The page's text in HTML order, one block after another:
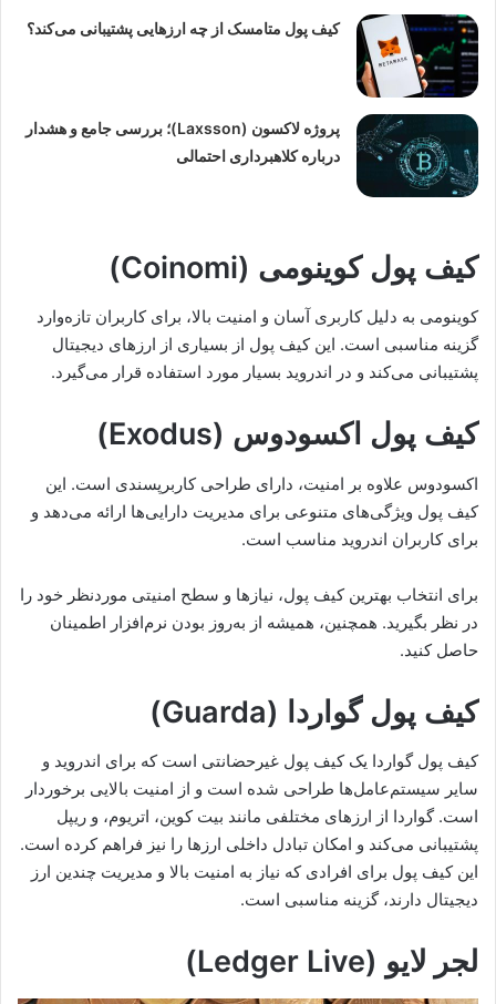
کیف پول متامسک از چه ارزهایی پشتیبانی می‌کند؟
پروژه لاکسون (Laxsson)؛ بررسی جامع و هشدار
درباره کلاهبرداری احتمالی
کیف پول کوینومی (Coinomi)
کوینومی به دلیل کاربری آسان و امنیت بالا، برای کاربران تازه‌وارد
گزینه مناسبی است. این کیف پول از بسیاری از ارزهای دیجیتال
پشتیبانی می‌کند و در اندروید بسیار مورد استفاده قرار می‌گیرد.
کیف پول اکسودوس (Exodus)
اکسودوس علاوه بر امنیت، دارای طراحی کاربرپسندی است. این
کیف پول ویژگی‌های متنوعی برای مدیریت دارایی‌ها ارائه می‌دهد و
برای کاربران اندروید مناسب است.
برای انتخاب بهترین کیف پول، نیازها و سطح امنیتی موردنظر خود را
در نظر بگیرید. همچنین، همیشه از به‌روز بودن نرم‌افزار اطمینان
حاصل کنید.
کیف پول گواردا (Guarda)
کیف پول گواردا یک کیف پول غیرحضانتی است که برای اندروید و
سایر سیستم‌عامل‌ها طراحی شده است و از امنیت بالایی برخوردار
است. گواردا از ارزهای مختلفی مانند بیت کوین، اتریوم، و ریپل
پشتیبانی می‌کند و امکان تبادل داخلی ارزها را نیز فراهم کرده است.
این کیف پول برای افرادی که نیاز به امنیت بالا و مدیریت چندین ارز
دیجیتال دارند، گزینه مناسبی است.
لجر لایو (Ledger Live)